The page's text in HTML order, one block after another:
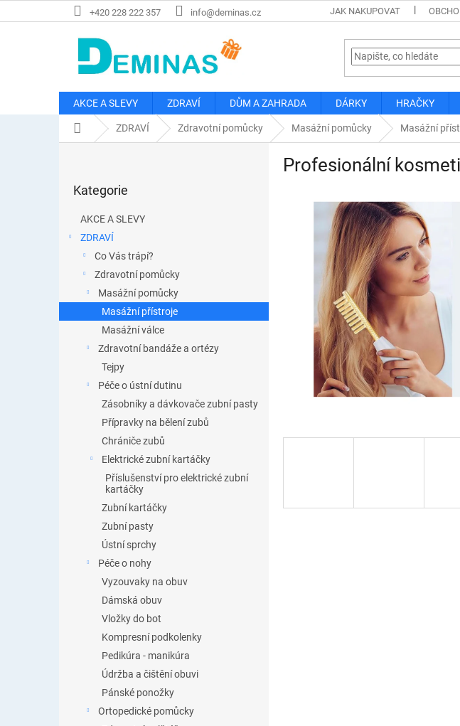
na
+420 228 222 357 info@deminas.cz JAK NAKUPOVAT
AKCE A SLEVY ZDRAVÍ DŮM A ZAHRADA DÁRKY HRAČKY
Domů ZDRAVÍ Zdravotní pomůcky Masážní pomůcky Masážní
a
n
kategorie
Kategorie
AKCE A SLEVY
ZDRAVÍ
Co Vás trápí?
Zdravotní pomůcky
Masážní pomůcky
Masážní přístroje
Masážní válce
Zdravotní bandáže a ortézy
Tejpy
Péče o ústní dutinu
Zásobníky a dávkovače zubní pasty
Přípravky na bělení zubů
Chrániče zubů
Elektrické zubní kartáčky
Příslušenství pro elektrické zubní
kartáčky
Zubní kartáčky
Zubní pasty
Ústní sprchy
Péče o nohy
Vyzouvaky na obuv
Dámská obuv
Vložky do bot
Kompresní podkolenky
Pedikúra - manikúra
Údržba a čištění obuvi
Pánské ponožky
Ortopedické pomůcky
Profesionální